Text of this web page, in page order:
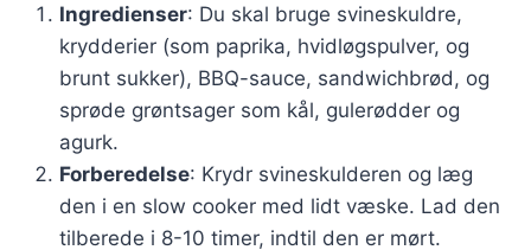
Ingredienser: Du skal bruge svineskuldre,
krydderier (som paprika, hvidløgspulver, og
brunt sukker), BBQ-sauce, sandwichbrød, og
sprøde grøntsager som kål, gulerødder og
agurk.
Forberedelse: Krydr svineskulderen og læg
den i en slow cooker med lidt væske. Lad den
tilberede i 8-10 timer, indtil den er mørt.